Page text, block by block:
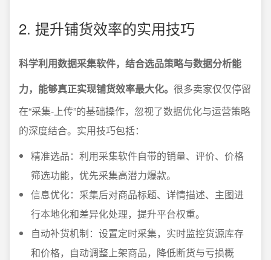
2. 提升铺货效率的实用技巧
科学利用数据采集软件，结合选品策略与数据分析能
力，能够真正实现铺货效率最大化。 很多卖家仅仅停留
在“采集-上传”的基础操作，忽视了数据优化与运营策略
的深度结合。实用技巧包括：
精准选品：利用采集软件自带的销量、评价、价格
筛选功能，优先采集高潜力爆款。
信息优化：采集后对商品标题、详情描述、主图进
行本地化和差异化处理，提升平台权重。
自动补货机制：设置定时采集，实时监控货源库存
和价格，自动调整上架商品，降低断货与亏损概